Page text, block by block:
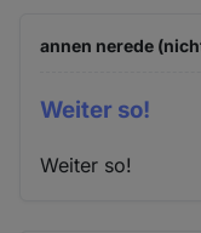
annen nerede
Weiter so!
Weiter so!